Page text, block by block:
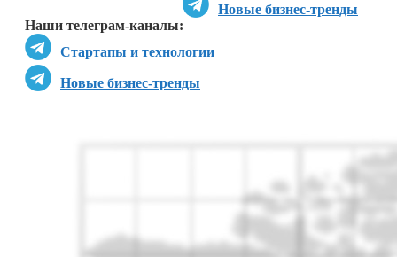
Новые бизнес-тренды
Наши телеграм-каналы:
Стартапы и технологии
Новые бизнес-тренды